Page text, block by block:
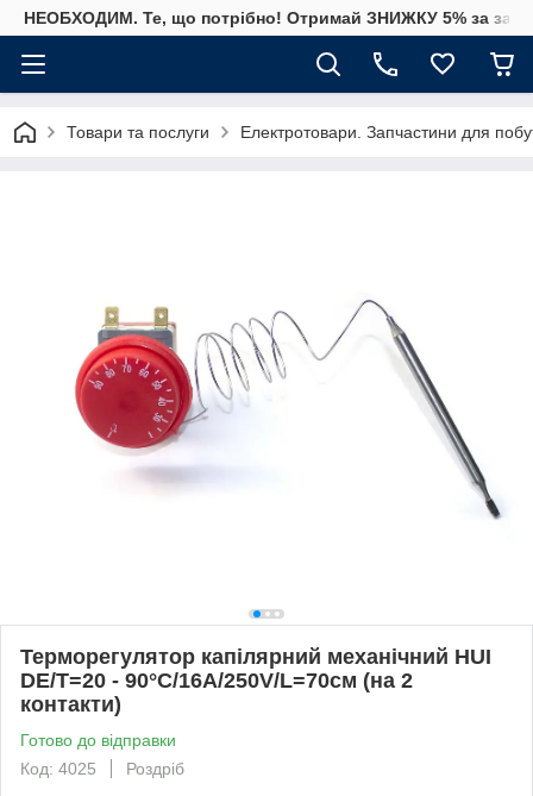
НЕОБХОДИМ. Те, що потрібно! Отримай ЗНИЖКУ 5% за
Товари та послуги Електротовари. Запчастини для
Терморегулятор капілярний механічний HUI
DE/T=20 - 90°C/16А/250V/L=70см (на 2
контакти)
Готово до відправки
Код: 4025
Роздріб